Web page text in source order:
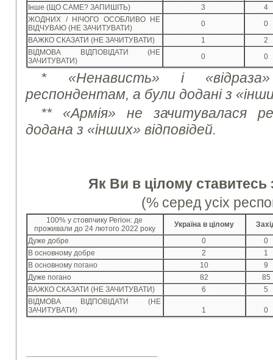
Інше (ЩО САМЕ? ЗАПИШІТЬ)
3
4
ЖОДНИХ / НІЧОГО ОСОБЛИВО НЕ
ВІДЧУВАЮ (НЕ ЗАЧИТУВАТИ)
0
0
ВАЖКО СКАЗАТИ (НЕ ЗАЧИТУВАТИ)
1
2
ВІДМОВА ВІДПОВІДАТИ (НЕ
ЗАЧИТУВАТИ)
0 0
* «Ненависть» і «відраза»
респондентам, а були додані з
** «Армія» не зачитувалася
додана з «інших» відповідей.
Як Ви в цілому ставитесь
(% серед усіх
100% у стовпчику Регіон: де
проживали до 24 лютого 2022 року
Україна в цілому
Дуже добре
0
0
В основному добре
2
1
В основному погано
10
9
Дуже погано
82
85
ВАЖКО СКАЗАТИ (НЕ ЗАЧИТУВАТИ)
6
5
ВІДМОВА ВІДПОВІДАТИ (НЕ
ЗАЧИТУВАТИ)
1 0